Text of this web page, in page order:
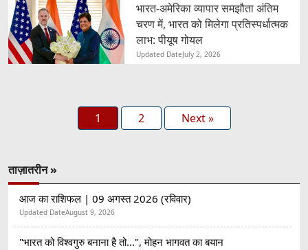
भारत-अमेरिका व्यापार समझौता अंतिम
चरण में, भारत को मिलेगा प्रतिस्पर्धात्मक
लाभ: पीयूष गोयल
Updated DateJuly 2, 2026
1 2 Next »
ताज़ातरीन »
आज का राशिफल | 09 अगस्त 2026 (रविवार)
Updated DateAugust 9, 2026
"भारत को विश्वगुरु बनाना है तो...", मोहन भागवत का बयान